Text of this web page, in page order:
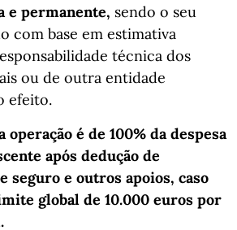
e permanente, sendo o seu
com base em estimativa
técnica dos
ou de outra entidade
efeito.
operação é de 100% da despesa
após dedução de
seguro e outros apoios, caso
global de 10.000 euros por